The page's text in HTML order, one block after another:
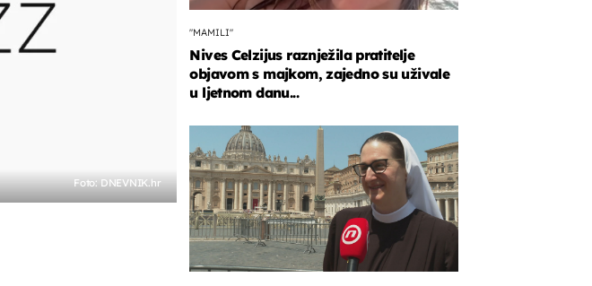
Foto: DNEVNIK.hr
"MAMILI"
Nives Celzijus raznježila pratitelje
objavom s majkom, zajedno su uživale
u ljetnom danu...